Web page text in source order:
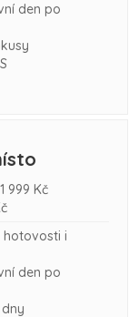
den po
999 Kč
hotovosti i
den po